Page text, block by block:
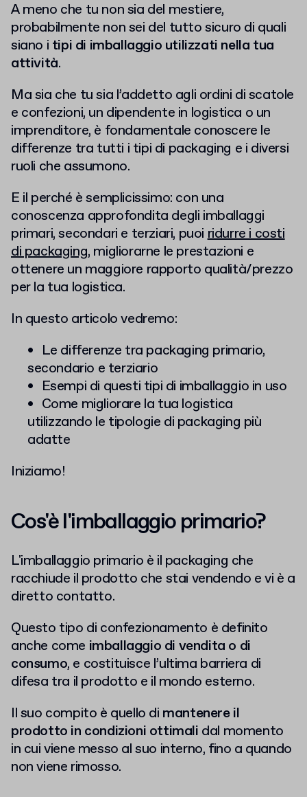
A meno che tu non sia del mestiere,
probabilmente non sei del tutto sicuro di quali
siano i tipi di imballaggio utilizzati nella tua
attività.
Ma sia che tu sia l’addetto agli ordini di scatole
e confezioni, un dipendente in logistica o un
imprenditore, è fondamentale conoscere le
differenze tra tutti i tipi di packaging e i diversi
ruoli che assumono.
E il perché è semplicissimo: con una
conoscenza approfondita degli imballaggi
primari, secondari e terziari, puoiridurre i costi
di packaging, migliorarne le prestazioni e
ottenere un maggiore rapporto qualità/prezzo
per la tua logistica.
In questo articolo vedremo:
Le differenze tra packaging primario,
secondario e terziario
Esempi di questi tipi di imballaggio in uso
Come migliorare la tua logistica
utilizzando le tipologie di packaging più
adatte
Iniziamo!
Cos'è l'imballaggio primario?
L'imballaggio primario è il packaging che
racchiude il prodotto che stai vendendo e vi è a
diretto contatto.
Questo tipo di confezionamento è definito
anche come imballaggio di vendita o di
consumo, e costituisce l’ultima barriera di
difesa tra il prodotto e il mondo esterno.
Il suo compito è quello di mantenere il
prodotto in condizioni ottimali dal momento
in cui viene messo al suo interno, fino a quando
non viene rimosso.